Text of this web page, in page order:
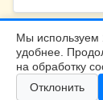
Мы используем
удобнее.
на обработку
Отклонить